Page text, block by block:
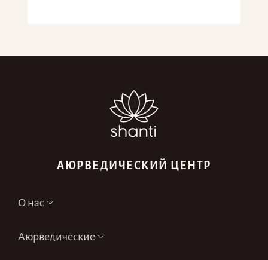
АЮРВЕДИЧЕСКИЙ ЦЕНТР
О нас
Аюрведические